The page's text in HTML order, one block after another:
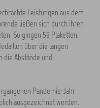
Leistungen aus dem
ließen sich durch ihren
So gingen 59 Plaketten,
über die langen
die Abstände und
Pandemie-Jahr
ausgezeichnet werden.